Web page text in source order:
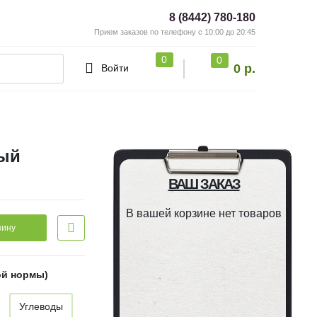
8 (8442) 780-180
Прием заказов по телефону с 10:00 до 20:45
Войти
0 0
0 р.
нормы)
Углеводы
ВАШ ЗАКАЗ
В вашей корзине нет товаров